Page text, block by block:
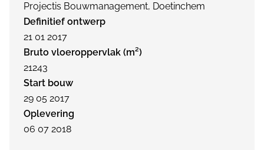
Projectis Bouwmanagement, Doetinchem
Definitief ontwerp
21 01 2017
Bruto vloeroppervlak (m²)
21243
Start bouw
29 05 2017
Oplevering
06 07 2018